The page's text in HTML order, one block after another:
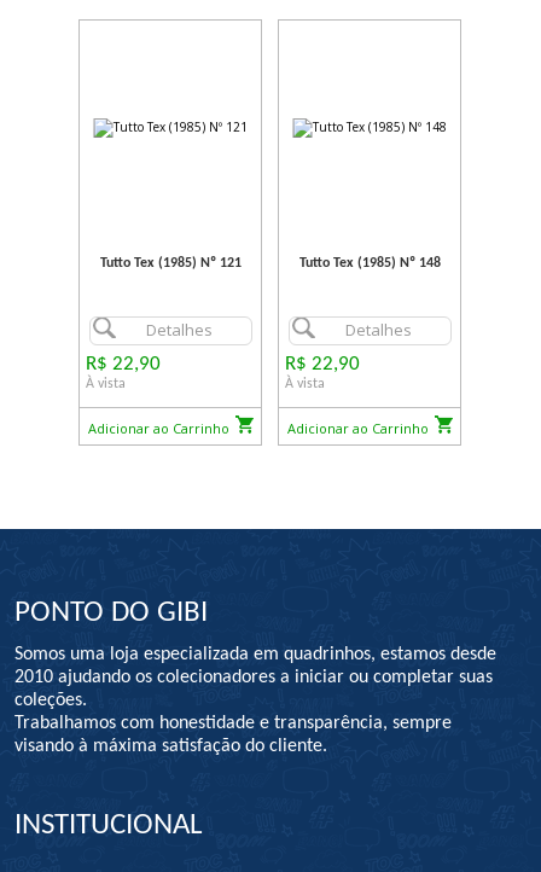
Tutto Tex (1985) Nº 121
Detalhes
R$ 22,90
À vista
Adicionar ao Carrinho
Tutto Tex (1985) Nº 148
Detalhes
R$ 22,90
À vista
Adicionar ao Carrinho
PONTO DO GIBI
Somos uma loja especializada em quadrinhos, estamos desde
2010 ajudando os colecionadores a iniciar ou completar suas
coleções.
Trabalhamos com honestidade e transparência, sempre
visando à máxima satisfação do cliente.
INSTITUCIONAL